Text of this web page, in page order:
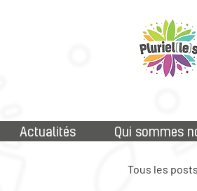
Actualités Qui sommes
Tous les posts